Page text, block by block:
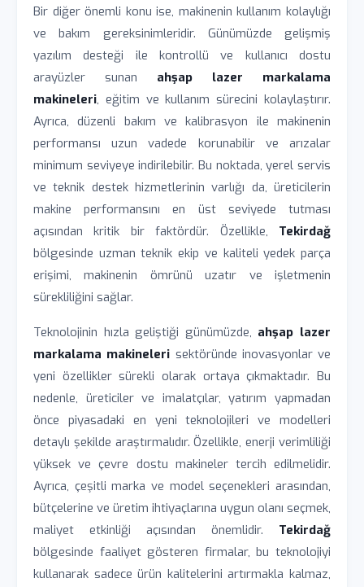
Bir diğer önemli konu ise, makinenin kullanım kolaylığı
ve bakım gereksinimleridir. Günümüzde gelişmiş
yazılım desteği ile kontrollü ve kullanıcı dostu
arayüzler sunan ahşap lazer markalama
makineleri, eğitim ve kullanım sürecini kolaylaştırır.
Ayrıca, düzenli bakım ve kalibrasyon ile makinenin
performansı uzun vadede korunabilir ve arızalar
minimum seviyeye indirilebilir. Bu noktada, yerel servis
ve teknik destek hizmetlerinin varlığı da, üreticilerin
makine performansını en üst seviyede tutması
açısından kritik bir faktördür. Özellikle, Tekirdağ
bölgesinde uzman teknik ekip ve kaliteli yedek parça
erişimi, makinenin ömrünü uzatır ve işletmenin
sürekliliğini sağlar.
Teknolojinin hızla geliştiği günümüzde, ahşap lazer
markalama makineleri sektöründe inovasyonlar ve
yeni özellikler sürekli olarak ortaya çıkmaktadır. Bu
nedenle, üreticiler ve imalatçılar, yatırım yapmadan
önce piyasadaki en yeni teknolojileri ve modelleri
detaylı şekilde araştırmalıdır. Özellikle, enerji verimliliği
yüksek ve çevre dostu makineler tercih edilmelidir.
Ayrıca, çeşitli marka ve model seçenekleri arasından,
bütçelerine ve üretim ihtiyaçlarına uygun olanı seçmek,
maliyet etkinliği açısından önemlidir. Tekirdağ
bölgesinde faaliyet gösteren firmalar, bu teknolojiyi
kullanarak sadece ürün kalitelerini artırmakla kalmaz,